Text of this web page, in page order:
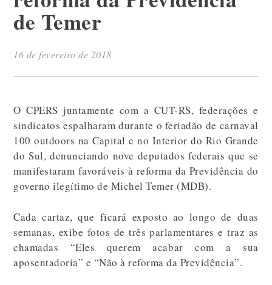
de Temer
16 de fevereiro de 2018
O CPERS juntamente com a CUT-RS, federações e
sindicatos espalharam durante o feriadão de carnaval
100 outdoors na Capital e no Interior do Rio Grande
do Sul, denunciando nove deputados federais que se
manifestaram favoráveis à reforma da Previdência do
governo ilegítimo de Michel Temer (MDB).
Cada cartaz, que ficará exposto ao longo de duas
semanas, exibe fotos de três parlamentares e traz as
chamadas “Eles querem acabar com a sua
aposentadoria” e “Não à reforma da Previdência”.